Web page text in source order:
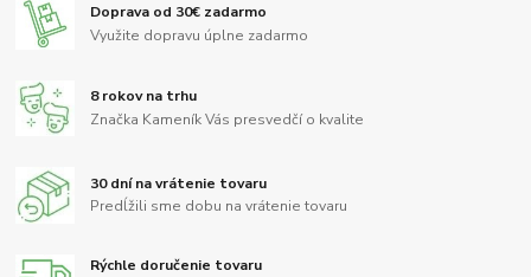
Doprava od 30€ zadarmo
Využite dopravu úplne zadarmo
8 rokov na trhu
Značka Kameník Vás presvedčí o kvalite
30 dní na vrátenie tovaru
Predĺžili sme dobu na vrátenie tovaru
Rýchle doručenie tovaru